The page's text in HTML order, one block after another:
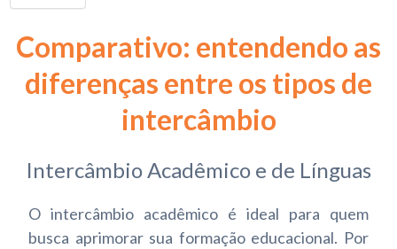
Comparativo: entendendo as
diferenças entre os tipos de
intercâmbio
Intercâmbio Acadêmico e de Línguas
O intercâmbio acadêmico é ideal para quem
busca aprimorar sua formação educacional. Por